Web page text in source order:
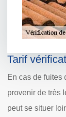
Tarif
En cas de fuites
provenir de très
peut se situer